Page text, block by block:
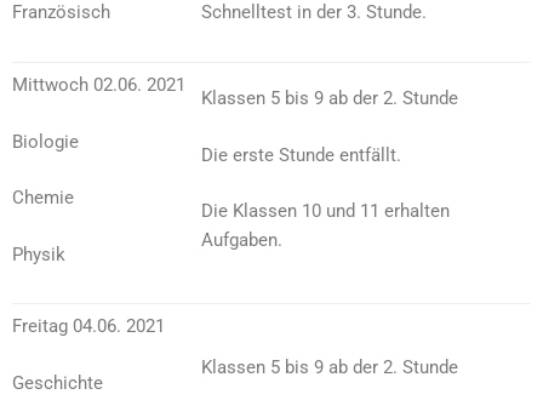
Französisch Schnelltest in der 3. Stunde.
Mittwoch 02.06. 2021
Biologie
Chemie
Physik
Klassen 5 bis 9 ab der 2. Stunde
Die erste Stunde entfällt.
Die Klassen 10 und 11 erhalten
Aufgaben.
Freitag 04.06. 2021
Geschichte
Klassen 5 bis 9 ab der 2. Stunde